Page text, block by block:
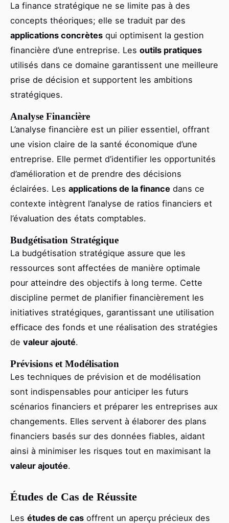
La finance stratégique ne se limite pas à des
concepts théoriques; elle se traduit par des
applications concrètes qui optimisent la gestion
financière d’une entreprise. Les outils pratiques
utilisés dans ce domaine garantissent une meilleure
prise de décision et supportent les ambitions
stratégiques.
Analyse Financière
L’analyse financière est un pilier essentiel, offrant
une vision claire de la santé économique d’une
entreprise. Elle permet d’identifier les opportunités
d’amélioration et de prendre des décisions
éclairées. Les applications de la finance dans ce
contexte intègrent l’analyse de ratios financiers et
l’évaluation des états comptables.
Budgétisation Stratégique
La budgétisation stratégique assure que les
ressources sont affectées de manière optimale
pour atteindre des objectifs à long terme. Cette
discipline permet de planifier financièrement les
initiatives stratégiques, garantissant une utilisation
efficace des fonds et une réalisation des stratégies
de valeur ajouté.
Prévisions et Modélisation
Les techniques de prévision et de modélisation
sont indispensables pour anticiper les futurs
scénarios financiers et préparer les entreprises aux
changements. Elles servent à élaborer des plans
financiers basés sur des données fiables, aidant
ainsi à minimiser les risques tout en maximisant la
valeur ajoutée.
Études de Cas de Réussite
Les études de cas offrent un aperçu précieux des